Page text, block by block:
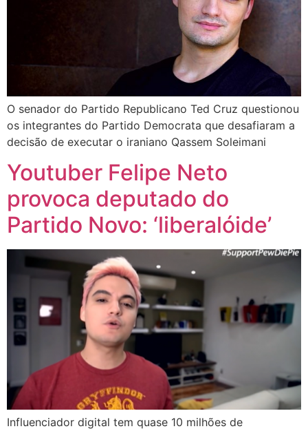
O senador do Partido Republicano Ted Cruz questionou
os integrantes do Partido Democrata que desafiaram a
decisão de executar o iraniano Qassem Soleimani
Youtuber Felipe Neto
provoca deputado do
Partido Novo: ‘liberalóide’
Influenciador digital tem quase 10 milhões de